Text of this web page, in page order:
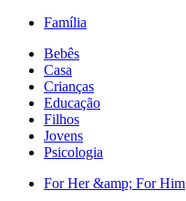
Família
Bebês
Casa
Crianças
Educação
Filhos
Jovens
Psicologia
For Her &amp; For Him